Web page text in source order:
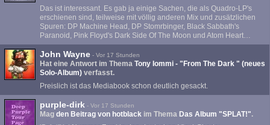
Das ist interessant. Es gab ja einige Sachen, die als Quadro-LP's
erschienen sind, teilweise mit völlig anderen Mix und zusätzlichen
Spuren: DP Machine Head, DP Stomrbinger, Black Sabbath's
Paranoid, Pink Floyd's Dark Side Of The Moon und Atom Heart…
John Wayne - Vor 17 Stunden
Hat eine Antwort im Thema Tony Iommi - "From The Dark " (neues
Solo-Album) verfasst.
Preislich ist das Mediabook schon deutlich gesackt.
purple-dirk - Vor 17 Stunden
Mag den Beitrag von hotblack im Thema Das Album "SPLAT!".